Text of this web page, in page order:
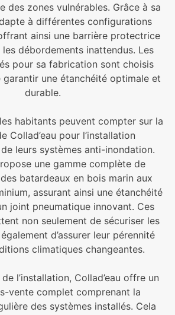
des zones vulnérables. Grâce à sa
à différentes configurations
ainsi une barrière protectrice
débordements inattendus. Les
pour sa fabrication sont choisis
une étanchéité optimale et
durable.
habitants peuvent compter sur la
Collad’eau pour l’installation
leurs systèmes anti-inondation.
une gamme complète de
batardeaux en bois marin aux
assurant ainsi une étanchéité
joint pneumatique innovant. Ces
non seulement de sécuriser les
d’assurer leur pérennité
climatiques changeantes.
l’installation, Collad’eau offre un
vente complet comprenant la
des systèmes installés. Cela